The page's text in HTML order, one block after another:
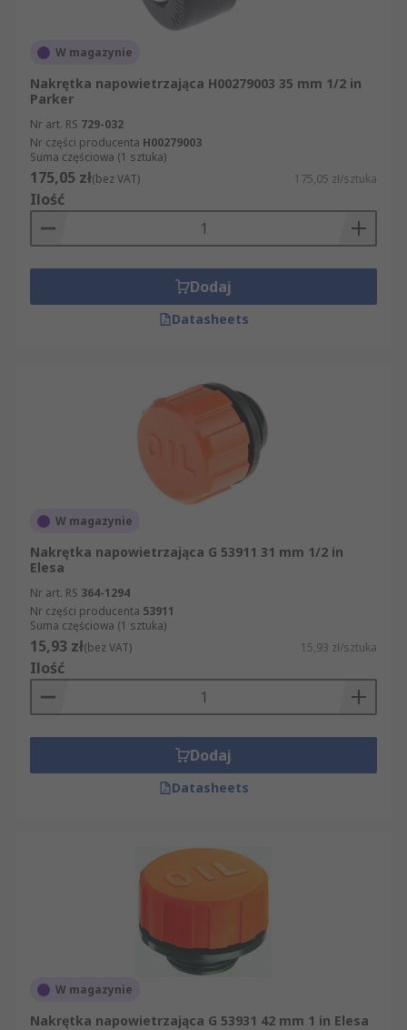
W magazynie
Nakrętka napowietrzająca H00279003 35 mm 1/2 in
Parker
Nr art. RS 729-032
Nr części producenta H00279003
Suma częściowa (1 sztuka)
175,05 zł(bez VAT) 175,05 zł/sztuka
Ilość
Dodaj
Datasheets
W magazynie
Nakrętka napowietrzająca G 53911 31 mm 1/2 in
Elesa
Nr art. RS 364-1294
Nr części producenta 53911
Suma częściowa (1 sztuka)
15,93 zł(bez VAT) 15,93 zł/sztuka
Ilość
Dodaj
Datasheets
W magazynie
Nakrętka napowietrzająca G 53931 42 mm 1 in Elesa